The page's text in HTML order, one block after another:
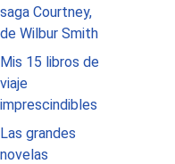
saga Courtney,
de Wilbur Smith
Mis 15 libros de
viaje
imprescindibles
Las grandes
novelas